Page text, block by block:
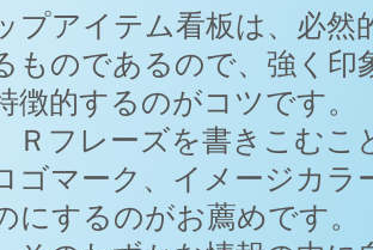
プアイテム看板は、必然
ものであるので、強く
徴的するのがコツです。
Ｒフレーズを書きこむこ
ゴマーク、イメージカラ
にするのがお薦めです。